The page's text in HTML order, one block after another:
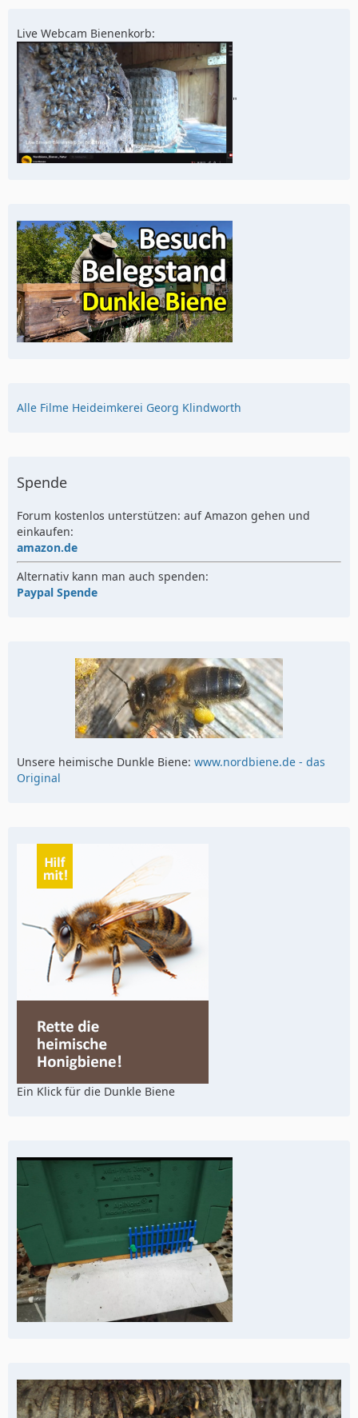
Live Webcam Bienenkorb:
"
Alle Filme Heideimkerei Georg Klindworth
Spende
Forum kostenlos unterstützen: auf Amazon gehen und
einkaufen:
amazon.de
Alternativ kann man auch spenden:
Paypal Spende
Unsere heimische Dunkle Biene: www.nordbiene.de - das
Original
Ein Klick für die Dunkle Biene